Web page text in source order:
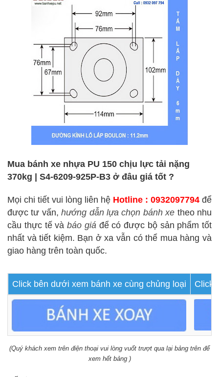
Mua bánh xe nhựa PU 150 chịu lực tải nặng
370kg | S4-6209-925P-B3 ở đâu giá tốt ?
Mọi chi tiết vui lòng liên hệ Hotline : 0932097794 để
được tư vấn,hướng dẫn lựa chọn bánh xe theo nhu
cầu thực tế và báo giá để có được bộ sản phẩm tốt
nhất và tiết kiệm. Bạn ở xa vẫn có thể mua hàng và
giao hàng trên toàn quốc.
Click bên dưới xem bánh xe cùng chủng loại Click
(Quý khách xem trên điện thoại vui lòng vuốt trượt qua lại bảng trên để
xem hết bảng )